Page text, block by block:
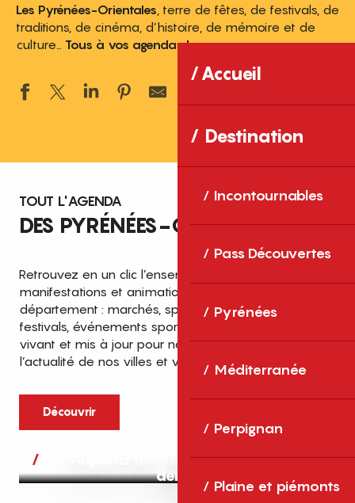
Accueil
Destination
Incontournables
Pass Découvertes
Pyrénées
Méditerranée
Perpignan
Plaine et piémonts
Les Pyrénées-Orientales , terre de fêtes, de festivals, de
traditions, de cinéma, d’histoire, de mémoire et de
culture… Tous à vos agendas !
TOUT L'AGENDA
DES PYRÉNÉES-ORIENTALES
Retrouvez en un clic l’ensemble des fêtes,
manifestations et animations recensées dans le
département : marchés, spectacles, expositions,
festivals, événements sportifs et culturels… un agenda
vivant et mis à jour pour ne rien manquer de
l’actualité de nos villes et villages.
Découvrir
Aujourd’hui, demain et après-
demain